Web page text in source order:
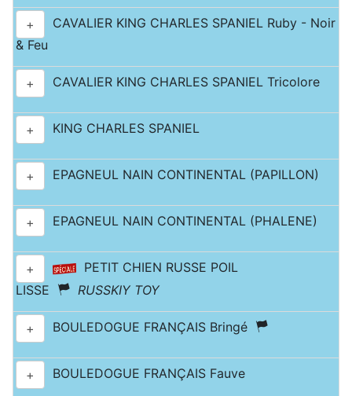
+
CAVALIER KING CHARLES SPANIEL Ruby - Noir
& Feu
+ CAVALIER KING CHARLES SPANIEL Tricolore
+ KING CHARLES SPANIEL
+ EPAGNEUL NAIN CONTINENTAL (PAPILLON)
+ EPAGNEUL NAIN CONTINENTAL (PHALENE)
+
PETIT CHIEN RUSSE POIL
LISSE
RUSSKIY TOY
+ BOULEDOGUE FRANÇAIS Bringé
+ BOULEDOGUE FRANÇAIS Fauve